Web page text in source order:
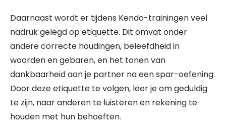
Daarnaast wordt er tijdens Kendo-trainingen veel
nadruk gelegd op etiquette. Dit omvat onder
andere correcte houdingen, beleefdheid in
woorden en gebaren, en het tonen van
dankbaarheid aan je partner na een spar-oefening.
Door deze etiquette te volgen, leer je om geduldig
te zijn, naar anderen te luisteren en rekening te
houden met hun behoeften.